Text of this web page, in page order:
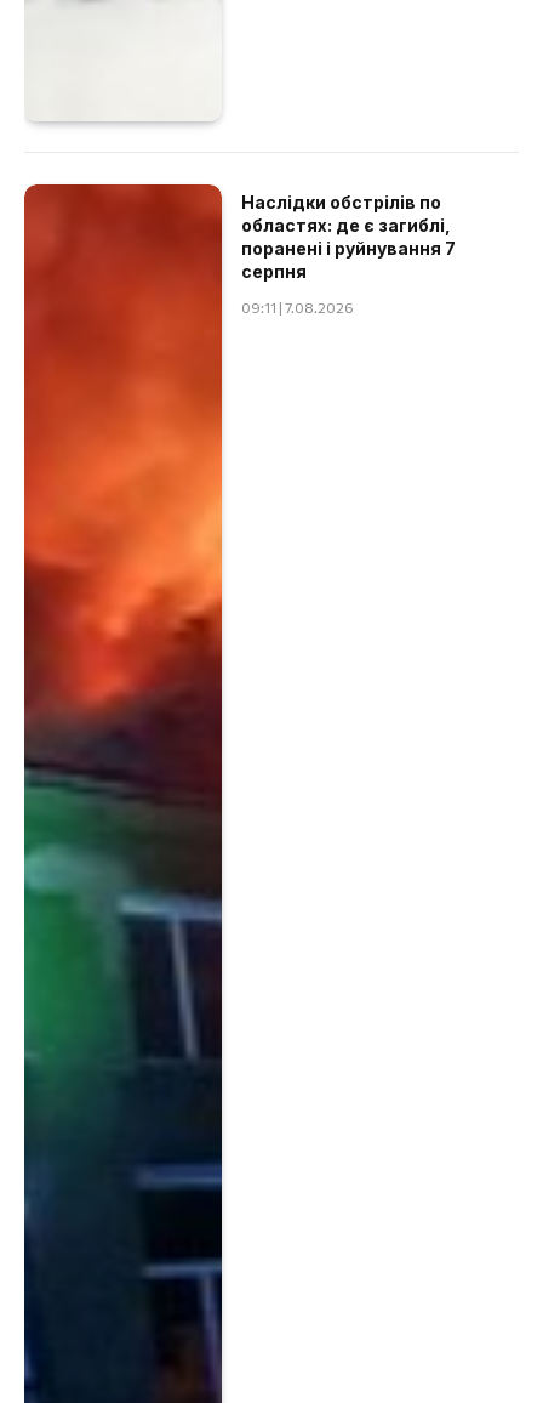
Наслідки обстрілів по
областях: де є загиблі,
поранені і руйнування 7
серпня
09:11 | 7.08.2026